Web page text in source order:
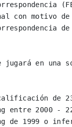
con motivo
jugará en